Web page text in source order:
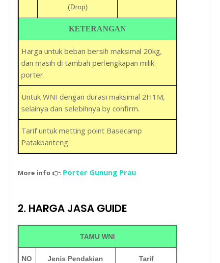
(Drop)
KETERANGAN
Harga untuk beban bersih maksimal 20kg,
dan masih di tambah perlengkapan milik
porter.
Untuk WNI dengan durasi maksimal 2H1M,
selainya dan selebihnya by confirm.
Tarif untuk metting point Basecamp
Patakbanteng
More info 👉: Porter Gunung Prau
2. HARGA JASA GUIDE
TAMU WNI
NO Jenis Pendakian Tarif